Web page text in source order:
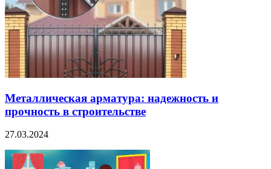
Металлическая арматура: надежность и
прочность в строительстве
27.03.2024